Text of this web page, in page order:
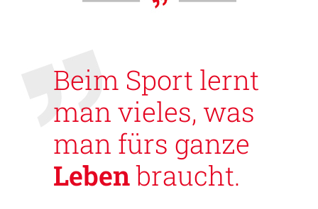
Beim Sport lernt
man vieles, was
man fürs ganze
Lebenbraucht.